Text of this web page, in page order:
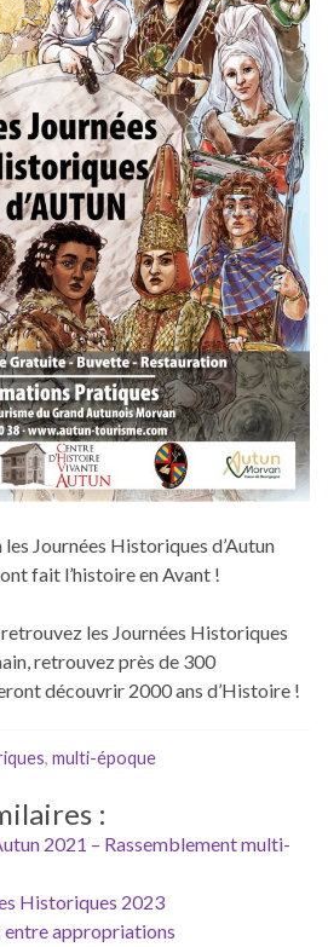
Journées Historiques d’Autun
fait l’histoire en Avant !
les Journées Historiques
retrouvez près de 300
découvrir 2000 ans d’Histoire !
, multi-époque
:
2021 – Rassemblement multi-
Historiques 2023
entre appropriations